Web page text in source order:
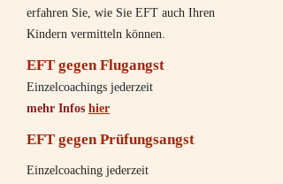
erfahren Sie, wie Sie EFT auch Ihren
Kindern vermitteln können.
EFT gegen Flugangst
Einzelcoachings jederzeit
mehr Infos hier
EFT gegen Prüfungsangst
Einzelcoaching jederzeit